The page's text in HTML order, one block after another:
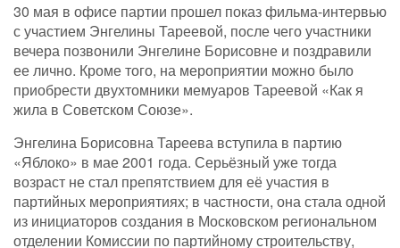
30 мая в офисе партии прошел показ фильма-интервью
с участием Энгелины Тареевой, после чего участники
вечера позвонили Энгелине Борисовне и поздравили
ее лично. Кроме того, на мероприятии можно было
приобрести двухтомники мемуаров Тареевой «Как я
жила в Советском Союзе».
Энгелина Борисовна Тареева вступила в партию
«Яблоко» в мае 2001 года. Серьёзный уже тогда
возраст не стал препятствием для её участия в
партийных мероприятиях; в частности, она стала одной
из инициаторов создания в Московском региональном
отделении Комиссии по партийному строительству,